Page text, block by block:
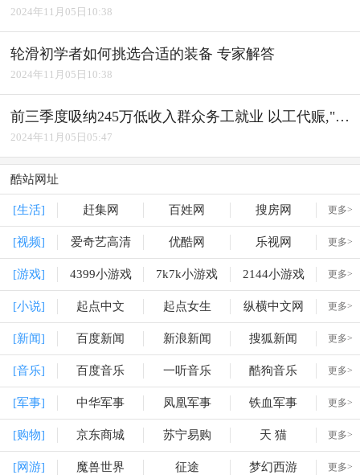
2024年11月05日10:38
轮滑初学者如何挑选合适的装备 专家解答
2024年11月05日10:38
前三季度吸纳245万低收入群众务工就业 以工代赈,"赈"出实效
2024年11月05日05:47
酷站网址
[生活] 赶集网 百姓网 搜房网 更多>
[视频] 爱奇艺高清 优酷网 乐视网 更多>
[游戏] 4399小游戏 7k7k小游戏 2144小游戏 更多>
[小说] 起点中文 起点女生 纵横中文网 更多>
[新闻] 百度新闻 新浪新闻 搜狐新闻 更多>
[音乐] 百度音乐 一听音乐 酷狗音乐 更多>
[军事] 中华军事 凤凰军事 铁血军事 更多>
[购物] 京东商城 苏宁易购 天 猫 更多>
[网游] 魔兽世界 征途 梦幻西游 更多>